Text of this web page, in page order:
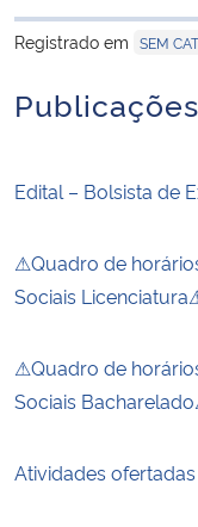
Ministério do
Controladoria-Geral da União
Secretaria de Governo
Gabinete de Segurança
Registrado em SEM
Edital – Bolsista de
⚠Quadro de
Sociais
⚠Quadro de
Sociais
Atividades